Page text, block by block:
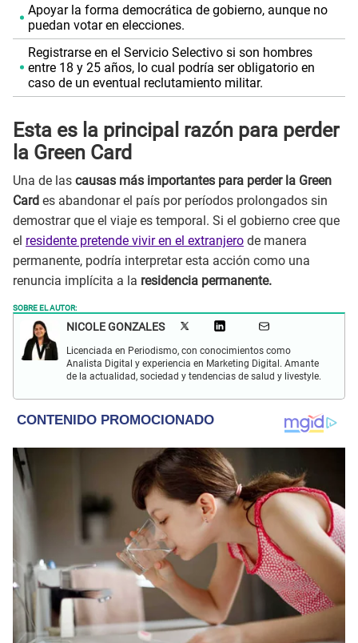
Apoyar la forma democrática de gobierno, aunque no
puedan votar en elecciones.
Registrarse en el Servicio Selectivo si son hombres
entre 18 y 25 años, lo cual podría ser obligatorio en
caso de un eventual reclutamiento militar.
Esta es la principal razón para perder
la Green Card
Una de las causas más importantes para perder la Green
Card es abandonar el país por períodos prolongados sin
demostrar que el viaje es temporal. Si el gobierno cree que
el residente pretende vivir en el extranjero de manera
permanente, podría interpretar esta acción como una
renuncia implícita a la residencia permanente.
SOBRE EL AUTOR:
NICOLE GONZALES
Licenciada en Periodismo, con conocimientos como
Analista Digital y experiencia en Marketing Digital. Amante
de la actualidad, sociedad y tendencias de salud y livestyle.